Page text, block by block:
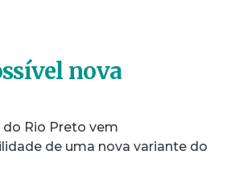
nova
Rio Preto vem
de uma nova variante do